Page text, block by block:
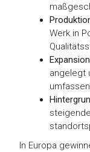
Werk in
angelegt
In Europa